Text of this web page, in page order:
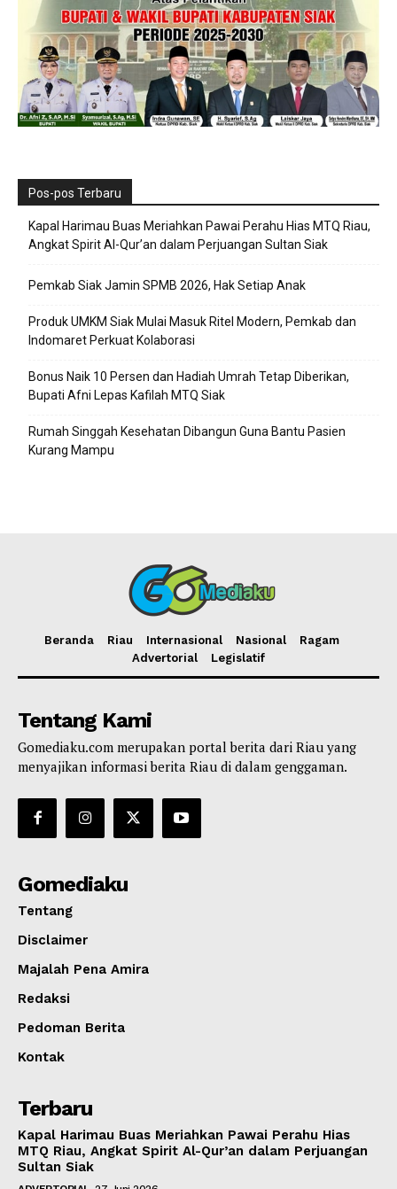
Pos-pos Terbaru
Kapal Harimau Buas Meriahkan Pawai Perahu Hias MTQ Riau,
Angkat Spirit Al-Qur’an dalam Perjuangan Sultan Siak
Pemkab Siak Jamin SPMB 2026, Hak Setiap Anak
Produk UMKM Siak Mulai Masuk Ritel Modern, Pemkab dan
Indomaret Perkuat Kolaborasi
Bonus Naik 10 Persen dan Hadiah Umrah Tetap Diberikan,
Bupati Afni Lepas Kafilah MTQ Siak
Rumah Singgah Kesehatan Dibangun Guna Bantu Pasien
Kurang Mampu
Beranda Riau Internasional Nasional
Ragam
Advertorial
Legislatif
Tentang Kami
Gomediaku.com merupakan portal berita dari Riau yang
menyajikan informasi berita Riau di dalam genggaman.
Gomediaku
Tentang
Disclaimer
Majalah Pena Amira
Redaksi
Pedoman Berita
Kontak
Terbaru
Kapal Harimau Buas Meriahkan Pawai Perahu Hias
MTQ Riau, Angkat Spirit Al-Qur’an dalam Perjuangan
Sultan Siak